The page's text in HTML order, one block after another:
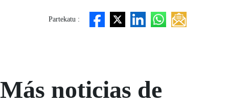
Partekatu :
Más noticias de